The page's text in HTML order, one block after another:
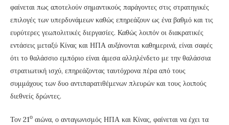
φαίνεται πως αποτελούν σημαντικούς παράγοντες στις στρατηγικές
επιλογές των υπερδυνάμεων καθώς επηρεάζουν ως ένα βαθμό και τις
ευρύτερες γεωπολιτικές διεργασίες. Καθώς λοιπόν οι διακρατικές
εντάσεις μεταξύ Κίνας και ΗΠΑ αυξάνονται καθημερινά, είναι σαφές
ότι το θαλάσσιο εμπόριο είναι άμεσα αλληλένδετο με την θαλάσσια
στρατιωτική ισχύ, επηρεάζοντας ταυτόχρονα πέρα από τους
συμμάχους των δυο αντιπαρατιθέμενων πλευρών και τους λοιπούς
διεθνείς δρώντες.
Τον 21ο αιώνα, ο ανταγωνισμός ΗΠΑ και Κίνας, φαίνεται να έχει τα